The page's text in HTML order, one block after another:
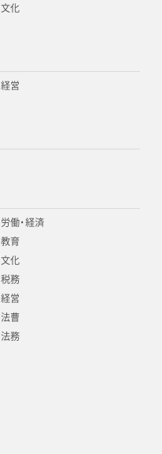
文化
経営
労働・経済
教育
文化
税務
経営
法曹
法務